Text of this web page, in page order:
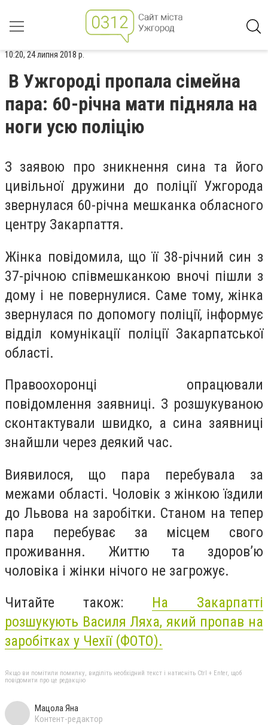
10:20, 24 липня 2018 р.
В Ужгороді пропала сімейна
пара: 60-річна мати підняла на
ноги усю поліцію
З заявою про зникнення сина та його
цивільної дружини до поліції Ужгорода
звернулася 60-річна мешканка обласного
центру Закарпаття.
Жінка повідомила, що її 38-річний син з
37-річною співмешканкою вночі пішли з
дому і не повернулися. Саме тому, жінка
звернулася по допомогу поліції, інформує
відділ комунікації поліції Закарпатської
області.
Правоохоронці опрацювали
повідомлення заявниці. З розшукуваною
сконтактували швидко, а сина заявниці
знайшли через деякий час.
Виявилося, що пара перебувала за
межами області. Чоловік з жінкою їздили
до Львова на заробітки. Станом на тепер
пара перебуває за місцем свого
проживання. Життю та здоров’ю
чоловіка і жінки нічого не загрожує.
Читайте також: На Закарпатті
розшукують Василя Ляха, який пропав на
заробітках у Чехії (ФОТО).
Якщо ви помітили помилку, виділіть необхідний текст і натисніть Ctrl + Enter, щоб
повідомити про це редакцію
Мацола Яна
Контент-редактор